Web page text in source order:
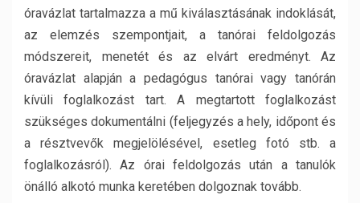
óravázlat tartalmazza a mű kiválasztásának indoklását,
az elemzés szempontjait, a tanórai feldolgozás
módszereit, menetét és az elvárt eredményt. Az
óravázlat alapján a pedagógus tanórai vagy tanórán
kívüli foglalkozást tart. A megtartott foglalkozást
szükséges dokumentálni (feljegyzés a hely, időpont és
a résztvevők megjelölésével, esetleg fotó stb. a
foglalkozásról). Az órai feldolgozás után a tanulók
önálló alkotó munka keretében dolgoznak tovább.